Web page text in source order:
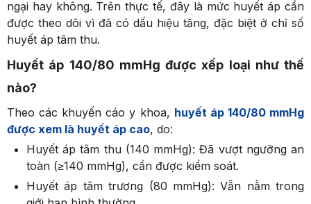
ngại hay không. Trên thực tế, đây là mức huyết áp cần
được theo dõi vì đã có dấu hiệu tăng, đặc biệt ở chỉ số
huyết áp tâm thu.
Huyết áp 140/80 mmHg được xếp loại như thế
nào?
Theo các khuyến cáo y khoa, huyết áp 140/80 mmHg
được xem là huyết áp cao, do:
Huyết áp tâm thu (140 mmHg): Đã vượt ngưỡng an
toàn (≥140 mmHg), cần được kiểm soát.
Huyết áp tâm trương (80 mmHg): Vẫn nằm trong